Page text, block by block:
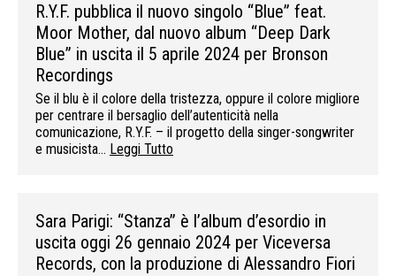
R.Y.F. pubblica il nuovo singolo “Blue” feat.
Moor Mother, dal nuovo album “Deep Dark
Blue” in uscita il 5 aprile 2024 per Bronson
Recordings
Se il blu è il colore della tristezza, oppure il colore migliore
per centrare il bersaglio dell’autenticità nella
comunicazione, R.Y.F. – il progetto della singer-songwriter
e musicista… Leggi Tutto
Sara Parigi: “Stanza” è l’album d’esordio in
uscita oggi 26 gennaio 2024 per Viceversa
Records, con la produzione di Alessandro Fiori